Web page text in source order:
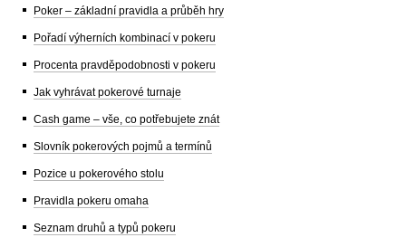
Poker – základní pravidla a průběh hry
Pořadí výherních kombinací v pokeru
Procenta pravděpodobnosti v pokeru
Jak vyhrávat pokerové turnaje
Cash game – vše, co potřebujete znát
Slovník pokerových pojmů a termínů
Pozice u pokerového stolu
Pravidla pokeru omaha
Seznam druhů a typů pokeru